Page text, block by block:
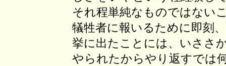
それ程単純なものではない
犠牲者に報いるために即刻
挙に出たことには、いささ
やられたからやり返すでは